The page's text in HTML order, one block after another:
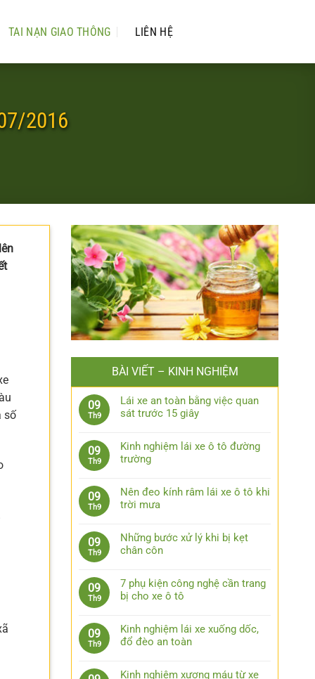
TAI NẠN GIAO THÔNG LIÊN HỆ
2016
số
BÀI VIẾT – KINH NGHIỆM
09
Th9
Lái xe an toàn bằng việc quan
sát trước 15 giây
có
bình
Lái
xe
toàn
bằng
việc
sát
trước
15
09
Th9
Kinh nghiệm lái xe ô tô đường
trường
có
bình
Kinh
nghiệm
ô
tô
trường
09
Th9
Nên đeo kính râm lái xe ô tô khi
trời mưa
có
bình
Nên
đeo
râm
lái
xe
tô
09
Th9
Những bước xử lý khi bị kẹt
chân côn
có
bình
luận
Những
bước
09
Th9
7 phụ kiện công nghệ cần trang
bị cho xe ô tô
có
bình
7
09
Th9
Kinh nghiệm lái xe xuống dốc,
đổ đèo an toàn
có
Kinh nghiệm xương máu từ xe